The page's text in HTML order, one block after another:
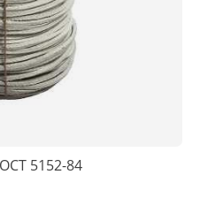
5152-84